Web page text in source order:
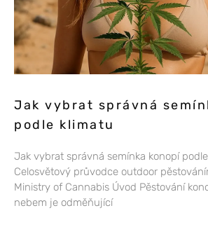
Jak vybrat správná
podle klimatu
Jak vybrat správná semínka konopí
Celosvětový průvodce outdoor
Ministry of Cannabis Úvod Pěstování
nebem je odměňující